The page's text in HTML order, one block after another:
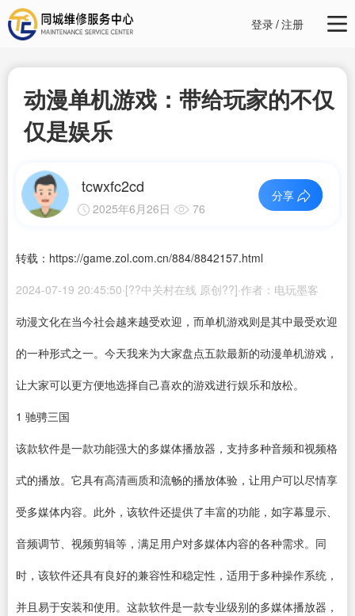
登录/注册
动漫单机游戏：带给玩家的不仅
仅是娱乐
tcwxfc2cd
2025年6月26日 76
分享
转载：https://game.zol.com.cn/884/8842157.html
2024-07-19 20:45:50·[??中关村在线 原创??]·作者：电玩墨客
动漫文化在当今社会越来越受欢迎，而单机游戏则是其中最受欢迎
的一种形式之一。今天我来为大家盘点五款最新的动漫单机游戏，
让大家可以更方便地选择自己喜欢的游戏进行娱乐和放松。
1 驰骋三国
该款软件是一款功能强大的多媒体播放器 ，支持多种音频和视频格
式的播放。它具有高清画质和流畅的播放体验，让用户可以尽情享
受多媒体内容。此外，该软件还提供了丰富的功能，如字幕显示、
音频调节、 视频剪辑等，满足用户对多媒体内容的各种需求。同
时，该软件还具有良好的兼容性和稳定性，适用于多种操作系统，
并且易于安装和使用。这款软件是一款专业级别的多媒体播放器，